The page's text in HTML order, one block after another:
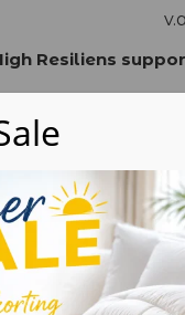
uw privacy
om uw browse-
ons verkeer te
Resiliens
Schuim